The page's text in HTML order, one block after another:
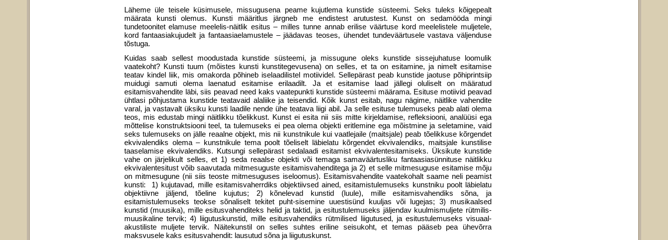
Läheme üle teisele küsimusele, missugusena peame kujutlema kunstide süsteemi. Seks tuleks kõigepealt
määrata kunsti olemus. Kunsti määritlus järgneb me endistest arutustest. Kunst on sedamööda mingi
tundetoonitet elamuse meelelis-näitlik esitus – milles tunne annab erilise väärtuse kord meelelistele muljetele,
kord fantaasiakujudelt ja fantaasiaelamustele – jäädavas teoses, ühendet tundeväärtusele vastava väljenduse
tõstuga.
Kuidas saab sellest moodustada kunstide süsteemi, ja missugune oleks kunstide sissejuhatuse loomulik
vaatekoht? Kunsti tuum (mõistes kunsti kunstitegevusena) on selles, et ta on esitamine, ja nimelt esitamise
teatav kindel liik, mis omakorda põhineb iselaadilistel motiividel. Sellepärast peab kunstide jaotuse põhiprintsiip
muidugi samuti olema laenatud esitamise erilaadilt. Ja et esitamise laad jällegi oluliselt on määratud
esitamisvahendite läbi, siis peavad need kaks vaatepunkti kunstide süsteemi määrama. Esituse motiivid peavad
ühtlasi põhjustama kunstide teatavaid ala­liike ja teisendid. Kõik kunst esitab, nagu nägime, näitlik­e vahendite
varal, ja vastavalt üksiku kunsti laadile nende ühe teatava liigi abil. Ja selle esituse tulemuseks peab alati olema
teos, mis edustab mingi näitlikku tõelikkust. Kunst ei esita nii siis mitte kirjeldamise, refleksiooni, analüüsi ega
mõttelise konstruktsiooni teel, ta tulemuseks ei pea olema objekti eritlemine ega mõistmine ja seletamine, vaid
seks tulemuseks on jälle reaalne objekt, mis nii kunstnikule kui vaatlejaile (maitsjale) peab tõelikkuse kõrgendet
ekvivalen­diks olema – kunstnikule tema poolt tõeliselt läbielatu kõrgendet ekvivalendiks, maitsjale kunstilise
taaselamise ekvivalendiks. Kutsungi sellepärast sedalaadi esitamist ekvivalentesitamiseks. Üksikute kunstide
vahe on järjelikult selles, et 1) seda reaalse objekti või temaga samaväärtusliku fantaasiasünnituse näitlikku
ekvivalentesitust võib saavutada mitmesuguste esitamisvahenditega ja 2) et selle mitmesuguse esitamise mõju
on mitmesugune (nii siis teoste mitmesuguses iseloomus). Esitamisvahendite vaatekohalt saame neli peamist
kunsti: 1) kujutavad, mille esitamisvaherrdiks objek­tiivsed ained, esitamistulemuseks kunstniku poolt läbielatu
objektiivne jäljend, tõeline kujutus; 2) kõnelevad kunstid (luule), mille esitamisvahendiks sõna, ja
esitamistulemuseks teokse sõnaliselt tekitet puht-sisemine uuestisünd kuuljas või lugejas; 3) musikaalsed
kunstid (muusika), mille esitusvahenditeks helid ja taktid, ja esitustulemuseks jäljendav kuulmismuljete rütmilis-
muusikaline tervik; 4) liigutuskunstid, mille esitusvahendiks rütmilised liigutused, ja esitus­tulemuseks visuaal-
akustiliste muljete tervik. Näitekunstil on selles suhtes eriline seisukoht, et temas pääseb pea ühe­võrra
maksvusele kaks esitusvahendit: lausutud sõna ja liigutuskunst.